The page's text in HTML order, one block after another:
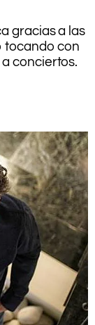
gracias a las
tocando con
conciertos.